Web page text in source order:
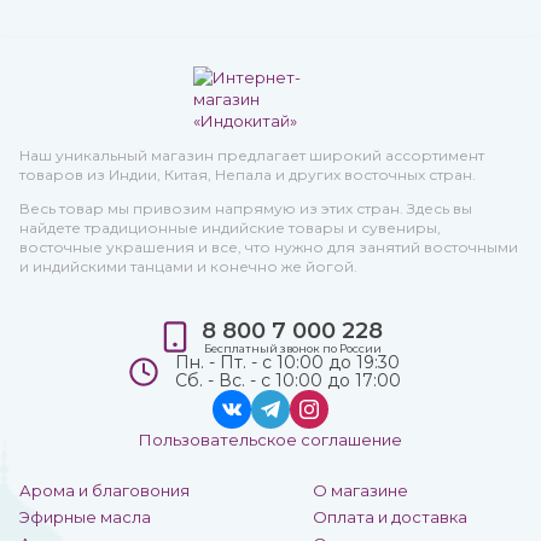
Наш уникальный магазин предлагает широкий ассортимент
товаров из Индии, Китая, Непала и других восточных стран.
Весь товар мы привозим напрямую из этих стран. Здесь вы
найдете традиционные индийские товары и сувениры,
восточные украшения и все, что нужно для занятий восточными
и индийскими танцами и конечно же йогой.
Арома и благовония
Эфирные масла
О магазине
Оплата и доставка
8 800 7 000 228
Бесплатный звонок по России
Пн. - Пт. - с 10:00 до 19:30
Сб. - Вс. - с 10:00 до 17:00
Пользовательское соглашение